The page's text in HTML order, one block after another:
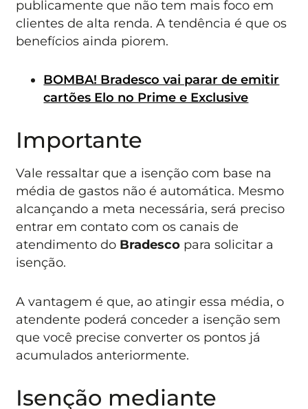
publicamente que não tem mais foco em
clientes de alta renda. A tendência é que os
benefícios ainda piorem.
BOMBA! Bradesco vai parar de emitir
cartões Elo no Prime e Exclusive
Importante
Vale ressaltar que a isenção com base na
média de gastos não é automática. Mesmo
alcançando a meta necessária, será preciso
entrar em contato com os canais de
atendimento do Bradesco para solicitar a
isenção.
A vantagem é que, ao atingir essa média, o
atendente poderá conceder a isenção sem
que você precise converter os pontos já
acumulados anteriormente.
Isenção mediante